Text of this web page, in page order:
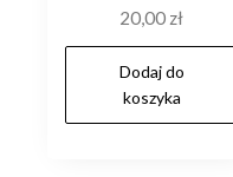
20,00 zł
Dodaj do
koszyka